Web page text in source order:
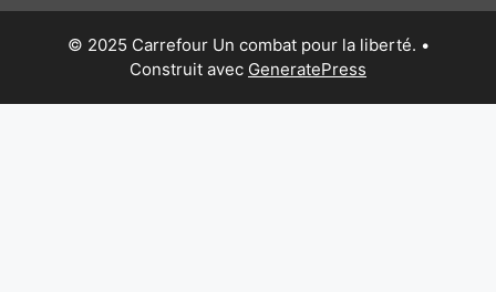
© 2025 Carrefour Un combat pour la liberté. •
Construit avec GeneratePress